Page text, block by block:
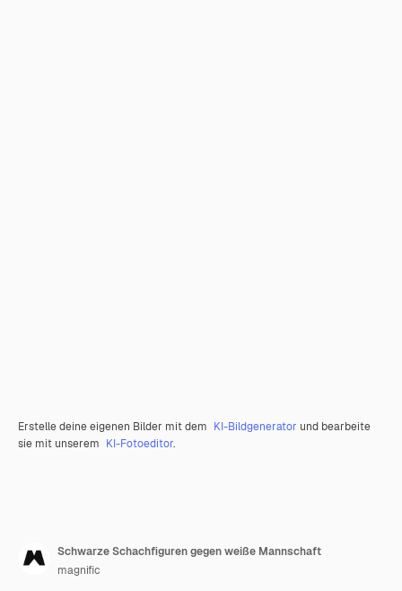
Erstelle deine eigenen Bilder mit dem KI-Bildgenerator und bearbeite
sie mit unserem KI-Fotoeditor.
Schwarze Schachfiguren gegen weiße Mannschaft
magnific